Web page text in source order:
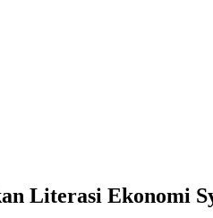
Literasi Ekonomi